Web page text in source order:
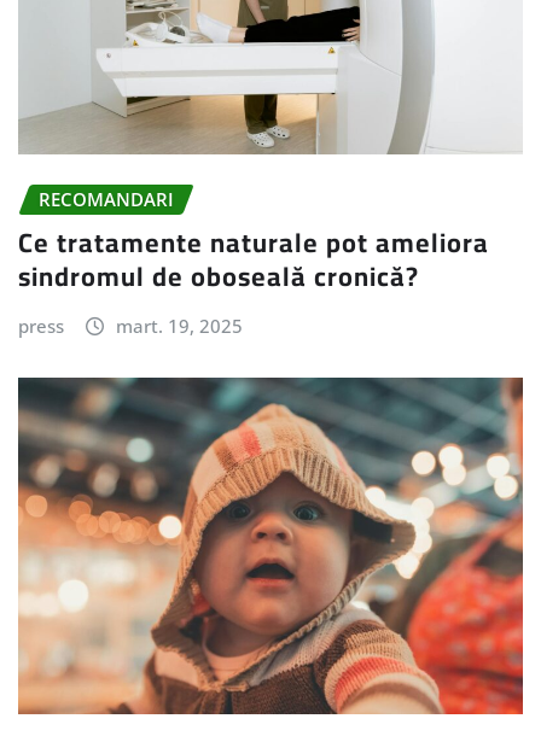
RECOMANDARI
Ce tratamente naturale pot ameliora
sindromul de oboseală cronică?
press mart. 19, 2025